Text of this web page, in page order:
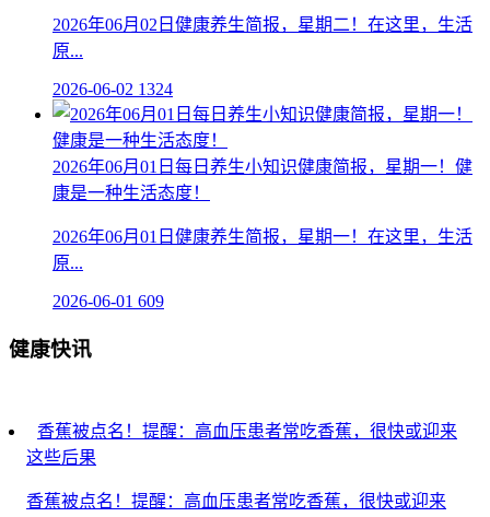
2026年06月02日健康养生简报，星期二！在这里，生活
原...
2026-06-02 1324
2026年06月01日每日养生小知识健康简报，星期一！健
康是一种生活态度！
2026年06月01日健康养生简报，星期一！在这里，生活
原...
2026-06-01 609
健康快讯
香蕉被点名！提醒：高血压患者常吃香蕉，很快或迎来
这些后果
香蕉被点名！提醒：高血压患者常吃香蕉，很快或迎来